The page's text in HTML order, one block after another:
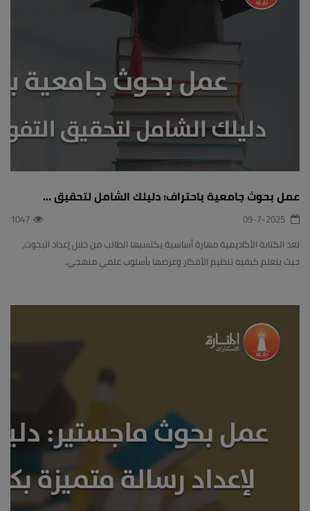
عمل بحوث جامعية باحتراف: دليلك الشامل لتحقيق ...
1047
تعد الكتابة الأكاديمية مهارة أساسية يكتسبها الطالب من خلال إعداد البحوث،
حيث يتعلم كيفية تنظيم الأفكار وعرضها بأسلوب علمي منهجي.